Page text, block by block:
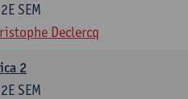
2E SEM
Declercq
2
2E SEM